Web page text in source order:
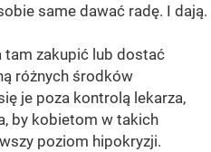
same dawać radę. I dają.
tam zakupić lub dostać
różnych środków
je poza kontrolą lekarza,
by kobietom w takich
poziom hipokryzji.